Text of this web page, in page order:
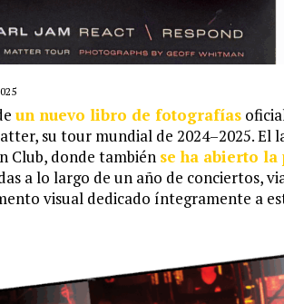
un nuevo libro de fotografías
su tour mundial de 2024–2025. El
Club, donde también se ha abierto la
a lo largo de un año de conciertos,
visual dedicado íntegramente a